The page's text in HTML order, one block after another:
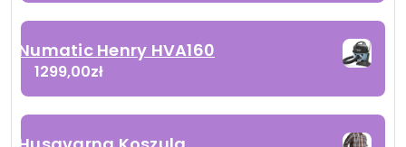
Numatic Henry HVA160
1299,00zł